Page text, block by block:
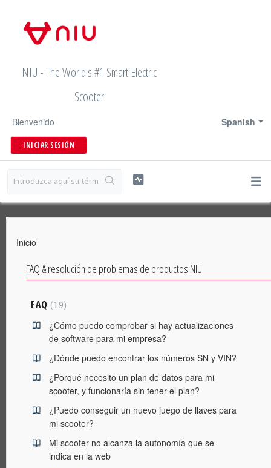
NIU - The World's #1 Smart Electric
Scooter
Spanish
Bienvenido
INICIAR SESIÓN
Inicio
FAQ & resolución de problemas de productos NIU
FAQ 19
¿Cómo puedo comprobar si hay actualizaciones
de software para mi empresa?
¿Dónde puedo encontrar los números SN y VIN?
¿Porqué necesito un plan de datos para mi
scooter, y funcionaría sin tener el plan?
¿Puedo conseguir un nuevo juego de llaves para
mi scooter?
Mi scooter no alcanza la autonomía que se
indica en la web